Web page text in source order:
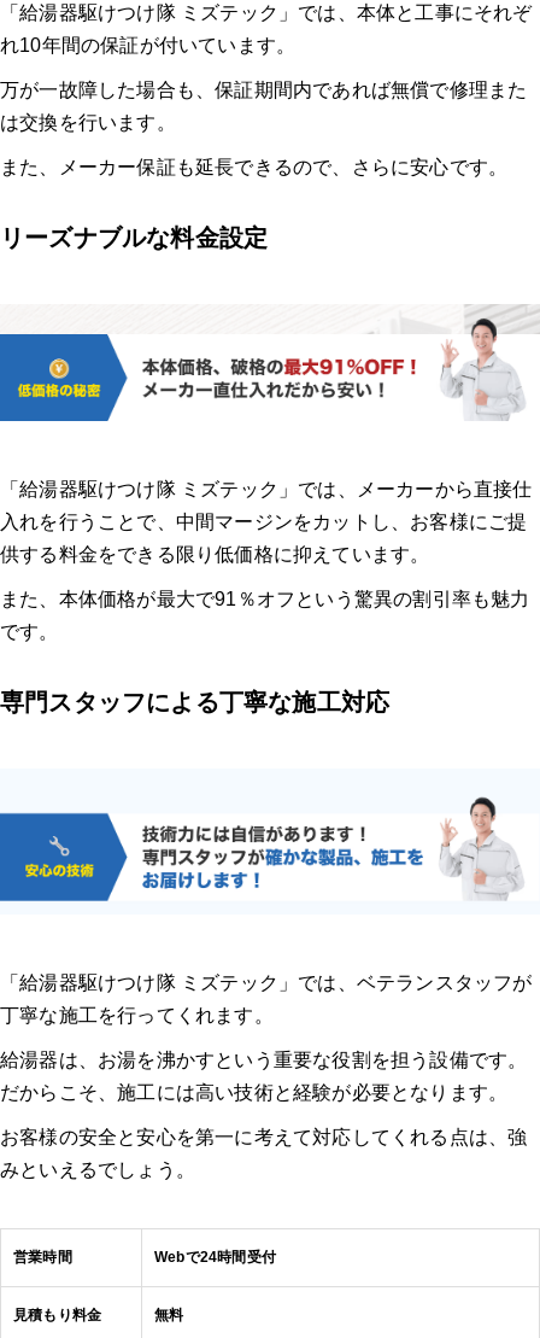
「給湯器駆けつけ隊 ミズテック」では、本体と工事にそれぞ
れ10年間の保証が付いています。
万が一故障した場合も、保証期間内であれば無償で修理また
は交換を行います。
また、メーカー保証も延長できるので、さらに安心です。
リーズナブルな料金設定
「給湯器駆けつけ隊 ミズテック」では、メーカーから直接仕
入れを行うことで、中間マージンをカットし、お客様にご提
供する料金をできる限り低価格に抑えています。
また、本体価格が最大で91％オフという驚異の割引率も魅力
です。
専門スタッフによる丁寧な施工対応
「給湯器駆けつけ隊 ミズテック」では、ベテランスタッフが
丁寧な施工を行ってくれます。
給湯器は、お湯を沸かすという重要な役割を担う設備です。
だからこそ、施工には高い技術と経験が必要となります。
お客様の安全と安心を第一に考えて対応してくれる点は、強
みといえるでしょう。
営業時間 Webで24時間受付
見積もり料金 無料